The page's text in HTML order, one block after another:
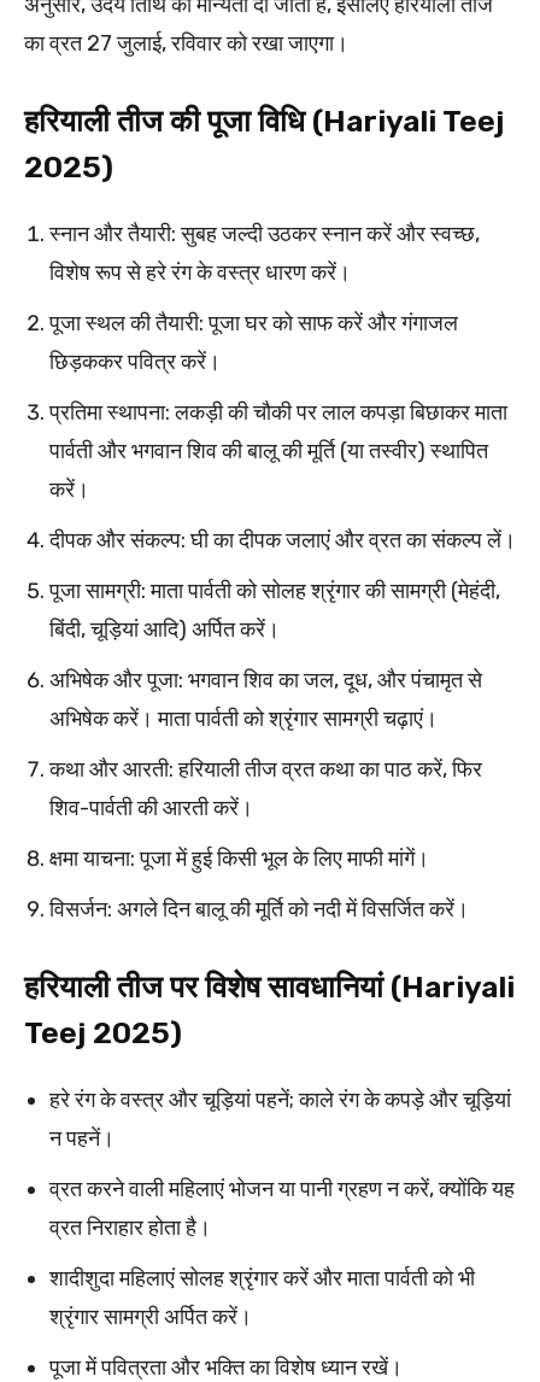
का व्रत 27 जुलाई, रविवार को रखा जाएगा।
हरियाली तीज की पूजा विधि (Hariyali Teej
2025)
स्नान और तैयारी: सुबह जल्दी उठकर स्नान करें और स्वच्छ,
विशेष रूप से हरे रंग के वस्त्र धारण करें।
पूजा स्थल की तैयारी: पूजा घर को साफ करें और गंगाजल
छिड़ककर पवित्र करें।
प्रतिमा स्थापना: लकड़ी की चौकी पर लाल कपड़ा बिछाकर माता
पार्वती और भगवान शिव की बालू की मूर्ति (या तस्वीर) स्थापित
करें।
दीपक और संकल्प: घी का दीपक जलाएं और व्रत का संकल्प लें।
पूजा सामग्री: माता पार्वती को सोलह श्रृंगार की सामग्री (मेहंदी,
बिंदी, चूड़ियां आदि) अर्पित करें।
अभिषेक और पूजा: भगवान शिव का जल, दूध, और पंचामृत से
अभिषेक करें। माता पार्वती को श्रृंगार सामग्री चढ़ाएं।
कथा और आरती: हरियाली तीज व्रत कथा का पाठ करें, फिर
शिव-पार्वती की आरती करें।
क्षमा याचना: पूजा में हुई किसी भूल के लिए माफी मांगें।
विसर्जन: अगले दिन बालू की मूर्ति को नदी में विसर्जित करें।
हरियाली तीज पर विशेष सावधानियां (Hariyali
Teej 2025)
हरे रंग के वस्त्र और चूड़ियां पहनें; काले रंग के कपड़े और चूड़ियां
न पहनें।
व्रत करने वाली महिलाएं भोजन या पानी ग्रहण न करें, क्योंकि यह
व्रत निराहार होता है।
शादीशुदा महिलाएं सोलह श्रृंगार करें और माता पार्वती को भी
श्रृंगार सामग्री अर्पित करें।
पूजा में पवित्रता और भक्ति का विशेष ध्यान रखें।